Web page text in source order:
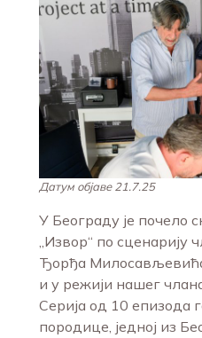
Датум објаве 21.7.25
У Београду је почело
„Извор“ по
Ђорђа
и у режији нашег
Серија од 10 епизода
породице, једној из